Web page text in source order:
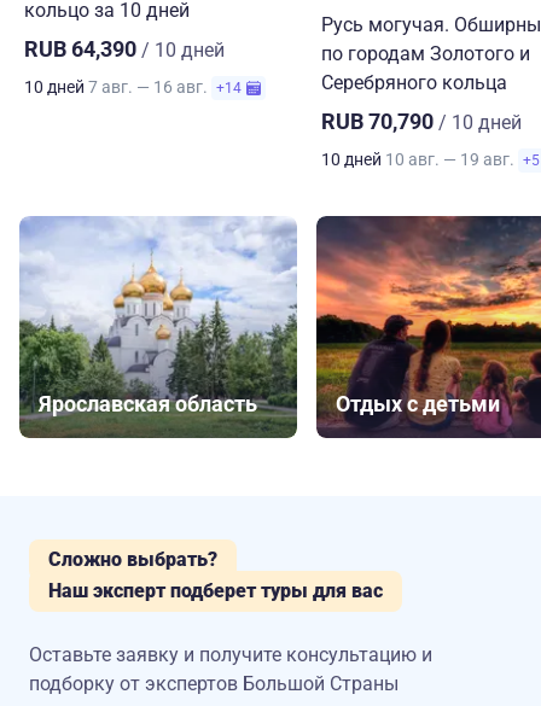
кольцо за 10 дней
RUB 64,390 / 10 дней
10 дней 7 авг. — 16 авг. +14
Русь могучая.
по городам Золотого и
Серебряного кольца
RUB 70,790 / 10 дней
10 дней 10 авг. — 19 авг. +5
Ярославская область Отдых с детьми
Сложно выбрать?
Наш эксперт подберет туры для вас
Оставьте заявку и получите консультацию и
подборку от экспертов Большой Страны